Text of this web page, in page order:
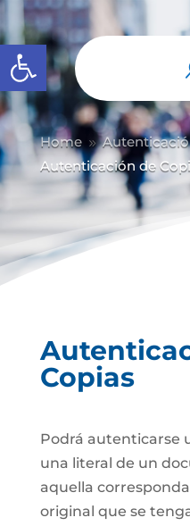
Abrir barra de
Home 9
Autenticación de
Copias
Podrá autenticarse
una literal de un
aquella
original que se